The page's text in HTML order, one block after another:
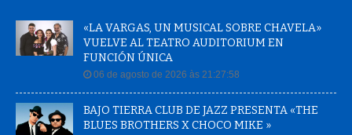
«LA VARGAS, UN MUSICAL SOBRE CHAVELA»
VUELVE AL TEATRO AUDITORIUM EN
FUNCIÓN ÚNICA
06 de agosto de 2026 às 21:27:58
BAJO TIERRA CLUB DE JAZZ PRESENTA «THE
BLUES BROTHERS X CHOCO MIKE »